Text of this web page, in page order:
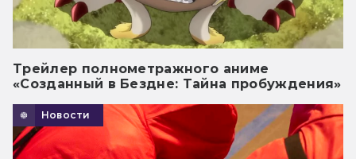
Трейлер полнометражного аниме
«Созданный в Бездне: Тайна пробуждения»
Новости